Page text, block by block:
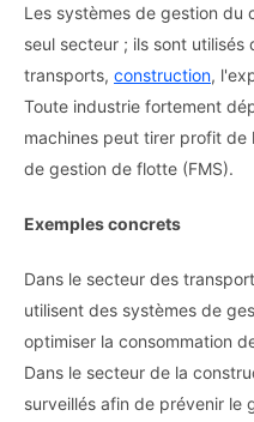
Les systèmes de gestion du
seul secteur ; ils sont
transports, construction,
Toute industrie fortement
machines peut tirer profit
de gestion de flotte (FMS).
Exemples concrets
Dans le secteur des
utilisent des systèmes de
optimiser la consommation
Dans le secteur de la
surveillés afin de prévenir le